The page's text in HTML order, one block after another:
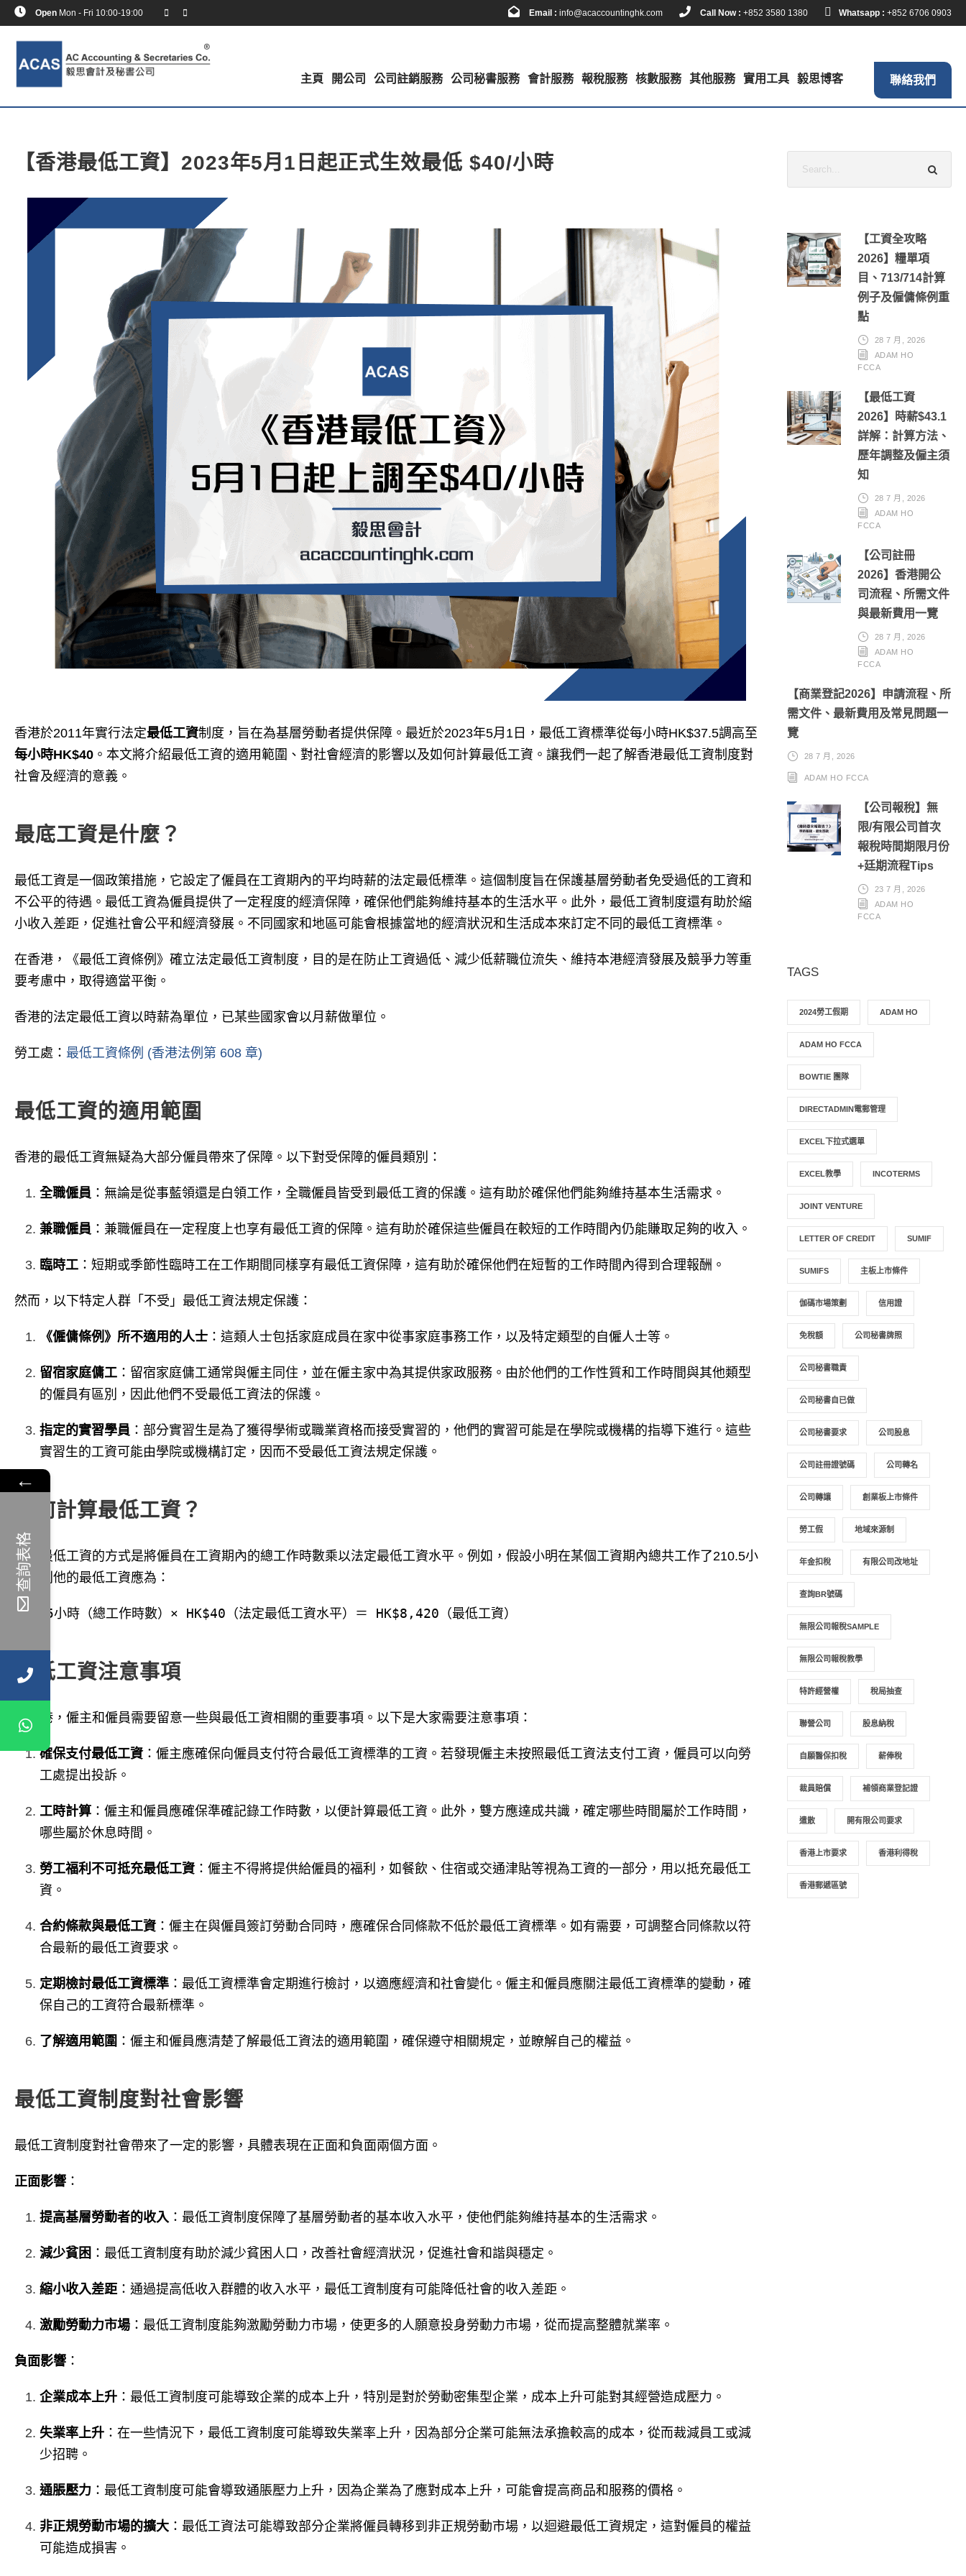
Open Mon - Fri 10:00-19:00 Email : info@acaccountinghk.com Call Now : +852 3580 1380 Whatsapp : +852 6706 0903
主頁 開公司 公司註銷服務 公司秘書服務 會計服務 報稅服務 核數服務 其他服務 實用工具 毅思博客 聯絡我們
【香港最低工資】2023年5月1日起正式生效最低 $40/小時
香港於2011年實行法定最低工資制度，旨在為基層勞動者提供保障。最近於2023年5月1日，最低工資標準從每小時HK$37.5調高至
每小時HK$40 。本文將介紹最低工資的適用範圍、對社會經濟的影響以及如何計算最低工資。讓我們一起了解香港最低工資制度對
社會及經濟的意義。
最底工資是什麼？
最低工資是一個政策措施，它設定了僱員在工資期內的平均時薪的法定最低標準。這個制度旨在保護基層勞動者免受過低的工資和
不公平的待遇。最低工資為僱員提供了一定程度的經濟保障，確保他們能夠維持基本的生活水平。此外，最低工資制度還有助於縮
小收入差距，促進社會公平和經濟發展。不同國家和地區可能會根據當地的經濟狀況和生活成本來訂定不同的最低工資標準。
在香港，《最低工資條例》確立法定最低工資制度，目的是在防止工資過低、減少低薪職位流失、維持本港經濟發展及競爭力等重
要考慮中，取得適當平衡。
香港的法定最低工資以時薪為單位，已某些國家會以月薪做單位。
勞工處： 最低工資條例 (香港法例第 608 章)
最低工資的適用範圍
香港的最低工資無疑為大部分僱員帶來了保障。以下對受保障的僱員類別：
全職僱員 ：無論是從事藍領還是白領工作，全職僱員皆受到最低工資的保護。這有助於確保他們能夠維持基本生活需求。
兼職僱員 ：兼職僱員在一定程度上也享有最低工資的保障。這有助於確保這些僱員在較短的工作時間內仍能賺取足夠的收入。
臨時工 ：短期或季節性臨時工在工作期間同樣享有最低工資保障，這有助於確保他們在短暫的工作時間內得到合理報酬。
然而，以下特定人群「不受」最低工資法規定保護：
《僱傭條例》所不適用的人士 ：這類人士包括家庭成員在家中從事家庭事務工作，以及特定類型的自僱人士等。
留宿家庭傭工 ：留宿家庭傭工通常與僱主同住，並在僱主家中為其提供家政服務。由於他們的工作性質和工作時間與其他類型
的僱員有區別，因此他們不受最低工資法的保護。
指定的實習學員 ：部分實習生是為了獲得學術或職業資格而接受實習的，他們的實習可能是在學院或機構的指導下進行。這些
實習生的工資可能由學院或機構訂定，因而不受最低工資法規定保護。
如何計算最低工資？
計算最低工資的方式是將僱員在工資期內的總工作時數乘以法定最低工資水平。例如，假設小明在某個工資期內總共工作了210.5小
時，則他的最低工資應為：
210.5小時（總工作時數）× HK$40（法定最低工資水平）＝ HK$8,420（最低工資）
最低工資注意事項
在香港，僱主和僱員需要留意一些與最低工資相關的重要事項。以下是大家需要注意事項：
確保支付最低工資：僱主應確保向僱員支付符合最低工資標準的工資。若發現僱主未按照最低工資法支付工資，僱員可以向勞
工處提出投訴。
工時計算 ：僱主和僱員應確保準確記錄工作時數，以便計算最低工資。此外，雙方應達成共識，確定哪些時間屬於工作時間，
哪些屬於休息時間。
勞工福利不可抵充最低工資：僱主不得將提供給僱員的福利，如餐飲、住宿或交通津貼等視為工資的一部分，用以抵充最低工
資。
合約條款與最低工資：僱主在與僱員簽訂勞動合同時，應確保合同條款不低於最低工資標準。如有需要，可調整合同條款以符
合最新的最低工資要求。
定期檢討最低工資標準 ：最低工資標準會定期進行檢討，以適應經濟和社會變化。僱主和僱員應關注最低工資標準的變動，確
保自己的工資符合最新標準。
了解適用範圍 ：僱主和僱員應清楚了解最低工資法的適用範圍，確保遵守相關規定，並瞭解自己的權益。
最低工資制度對社會影響
最低工資制度對社會帶來了一定的影響，具體表現在正面和負面兩個方面。
正面影響 ：
提高基層勞動者的收入 ：最低工資制度保障了基層勞動者的基本收入水平，使他們能夠維持基本的生活需求。
減少貧困 ：最低工資制度有助於減少貧困人口，改善社會經濟狀況，促進社會和諧與穩定。
縮小收入差距 ：通過提高低收入群體的收入水平，最低工資制度有可能降低社會的收入差距。
激勵勞動力市場 ：最低工資制度能夠激勵勞動力市場，使更多的人願意投身勞動力市場，從而提高整體就業率。
負面影響 ：
企業成本上升 ：最低工資制度可能導致企業的成本上升，特別是對於勞動密集型企業，成本上升可能對其經營造成壓力。
失業率上升 ：在一些情況下，最低工資制度可能導致失業率上升，因為部分企業可能無法承擔較高的成本，從而裁減員工或減
少招聘。
通脹壓力 ：最低工資制度可能會導致通脹壓力上升，因為企業為了應對成本上升，可能會提高商品和服務的價格。
非正規勞動市場的擴大 ：最低工資法可能導致部分企業將僱員轉移到非正規勞動市場，以迴避最低工資規定，這對僱員的權益
可能造成損害。
【工資全攻略
2026】糧單項
目、713/714計算
例子及僱傭條例重
點
28 7 月, 2026
ADAM HO
FCCA
【最低工資
2026】時薪$43.1
詳解：計算方法、
歷年調整及僱主須
知
28 7 月, 2026
ADAM HO
FCCA
【公司註冊
2026】香港開公
司流程、所需文件
與最新費用一覽
28 7 月, 2026
ADAM HO
FCCA
【商業登記2026】申請流程、所
需文件、最新費用及常見問題一
覽
28 7 月, 2026
ADAM HO FCCA
【公司報稅】無
限/有限公司首次
報稅時間期限月份
+廷期流程Tips
23 7 月, 2026
ADAM HO
FCCA
TAGS
2024勞工假期 ADAM HO
ADAM HO FCCA
BOWTIE 團隊
DIRECTADMIN電郵管理
EXCEL下拉式選單
EXCEL教學 INCOTERMS
JOINT VENTURE
LETTER OF CREDIT SUMIF
SUMIFS 主板上市條件
伽碼市場策劃 信用證
免稅額 公司秘書牌照
公司秘書職責
公司秘書自已做
公司秘書要求 公司股息
公司註冊證號碼 公司轉名
公司轉讓 創業板上市條件
勞工假 地域來源制
年金扣稅 有限公司改地址
查詢BR號碼
無限公司報稅SAMPLE
無限公司報稅教學
特許經營權 稅局抽查
聯營公司 股息納稅
自願醫保扣稅 薪俸稅
裁員賠償 補領商業登記證
遣散 開有限公司要求
香港上市要求 香港利得稅
香港郵遞區號
←
查詢表格